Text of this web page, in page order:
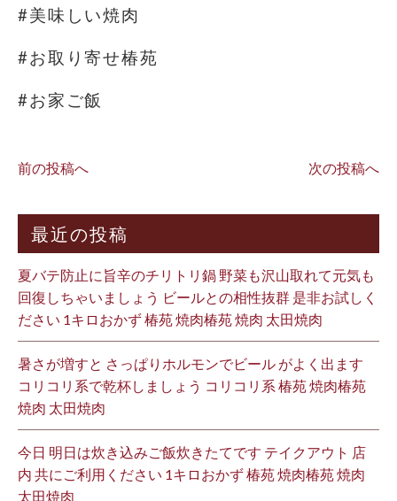
#美味しい焼肉
#お取り寄せ椿苑
#お家ご飯
前の投稿へ 次の投稿へ
最近の投稿
夏バテ防止に旨辛のチリトリ鍋 野菜も沢山取れて元気も
回復しちゃいましょう ビールとの相性抜群 是非お試しく
ださい 1キロおかず 椿苑 焼肉椿苑 焼肉 太田焼肉
暑さが増すと さっぱりホルモンでビール がよく出ます
コリコリ系で乾杯しましょう コリコリ系 椿苑 焼肉椿苑
焼肉 太田焼肉
今日 明日は炊き込みご飯炊きたてです テイクアウト 店
内 共にご利用ください 1キロおかず 椿苑 焼肉椿苑 焼肉
太田焼肉